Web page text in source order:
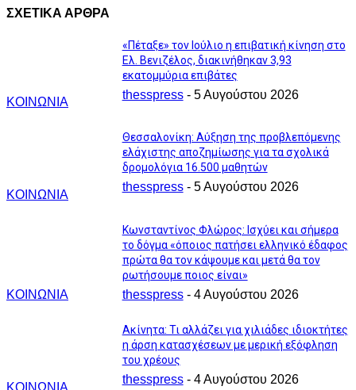
ΣΧΕΤΙΚΑ ΑΡΘΡΑ
ΚΟΙΝΩΝΙΑ
«Πέταξε» τον Ιούλιο η επιβατική κίνηση στο
Ελ. Βενιζέλος, διακινήθηκαν 3,93
εκατομμύρια επιβάτες
thesspress - 5 Αυγούστου 2026
ΚΟΙΝΩΝΙΑ
Θεσσαλονίκη: Αύξηση της προβλεπόμενης
ελάχιστης αποζημίωσης για τα σχολικά
δρομολόγια 16.500 μαθητών
thesspress - 5 Αυγούστου 2026
ΚΟΙΝΩΝΙΑ
Κωνσταντίνος Φλώρος: Ισχύει και σήμερα
το δόγμα «όποιος πατήσει ελληνικό έδαφος
πρώτα θα τον κάψουμε και μετά θα τον
ρωτήσουμε ποιος είναι»
thesspress - 4 Αυγούστου 2026
ΚΟΙΝΩΝΙΑ
Ακίνητα: Τι αλλάζει για χιλιάδες ιδιοκτήτες
η άρση κατασχέσεων με μερική εξόφληση
του χρέους
thesspress - 4 Αυγούστου 2026